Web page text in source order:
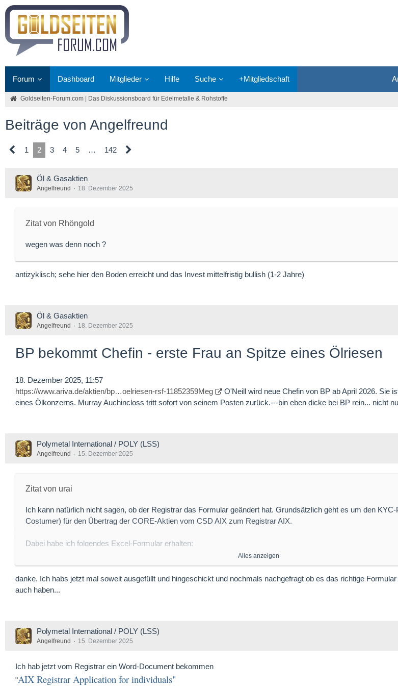
Forum Dashboard Mitglieder Hilfe Suche +Mitgliedschaft
Goldseiten-Forum.com | Das Diskussionsboard für Edelmetalle & Rohstoffe
Beiträge von Angelfreund
1 2 3 4 5 … 142
Öl & Gasaktien
Angelfreund 18. Dezember 2025
Zitat von Rhöngold
wegen was denn noch ?
antizyklisch; sehe hier den Boden erreicht und das Invest mittelfristig bullish (1-2 Jahre)
Öl & Gasaktien
Angelfreund 18. Dezember 2025
BP bekommt Chefin - erste Frau an Spitze eines Ölriesen
18. Dezember 2025, 11:57
https://www.ariva.de/aktien/bp…oelriesen-rsf-11852359Meg
O'Neill wird neue Chefin von BP ab April 2026. Sie
eines Ölkonzerns. Murray Auchincloss tritt sofort von seinem Posten zurück.---bin eben dicke bei BP rein... nicht
Polymetal International / POLY (LSS)
Angelfreund 15. Dezember 2025
Zitat von urai
Ich kann natürlich nicht sagen, ob der Registrar das Formular geändert hat. Grundsätzlich geht es um den
Costumer) für den Übertrag der CORE-Aktien vom CSD AIX zum Registrar AIX.
Dabei habe ich folgendes Excel-Formular erhalten:
Ich würde da noch einmal beim Registrar nachfragen.
Alles anzeigen
danke. Ich habs jetzt mal soweit ausgefüllt und hingeschickt und nochmals nachgefragt ob es das richtige
auch haben...
Polymetal International / POLY (LSS)
Angelfreund 15. Dezember 2025
Ich hab jetzt vom Registrar ein Word-Document bekommen
"AIX Registrar Application for individuals"